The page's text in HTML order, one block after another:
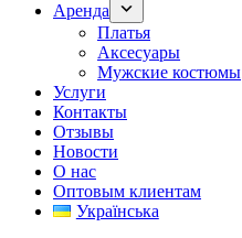
Аренда
Платья
Аксесуары
Мужские костюмы
Услуги
Контакты
Отзывы
Новости
О нас
Оптовым клиентам
Українська